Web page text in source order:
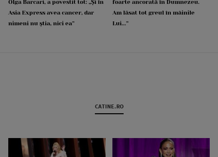
Olga Barcari, a povestit tot: „Și în
Asia Express avea cancer, dar
nimeni nu știa, nici ea”
foarte ancorată în Dumnezeu.
Am lăsat tot greul în mâinile
Lui...”
CATINE.RO